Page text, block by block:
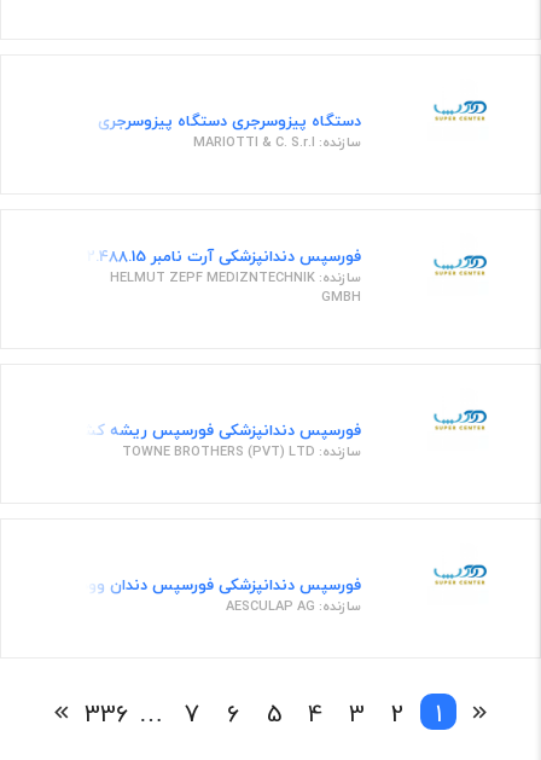
دستگاه پیزوسرجری دستگاه پیزوسرجری
سازنده: MARIOTTI & C. S.r.l
فورسپس دندانپزشکی آرت نامبر 22.488.15
سازنده: HELMUT ZEPF MEDIZNTECHNIK
GMBH
فورسپس دندانپزشکی فورسپس ریشه کش عقل بالا
سازنده: TOWNE BROTHERS (PVT) LTD
فورسپس دندانپزشکی فورسپس دندان وود شماره 99
سازنده: AESCULAP AG
1
2
3
4
5
6
7
…
336